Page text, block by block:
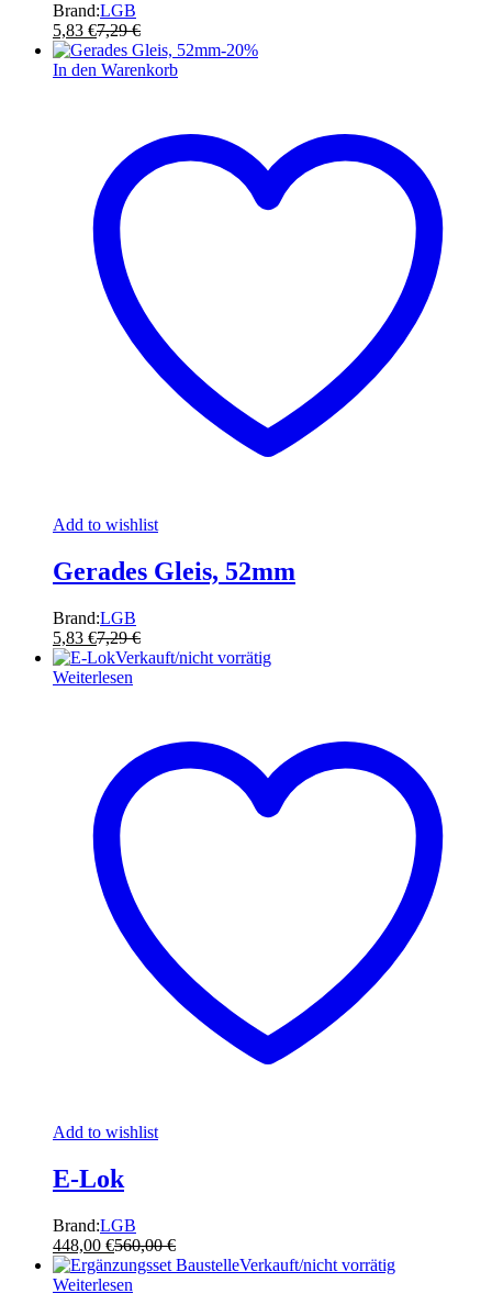
Brand:LGB
5,83 €7,29€
-20%
In den Warenkorb
Add to wishlist
Gerades Gleis, 52mm
Brand:LGB
5,83 €7,29€
Verkauft/nicht vorrätig
Weiterlesen
Add to wishlist
E-Lok
Brand:LGB
448,00 €560,00€
Verkauft/nicht vorrätig
Weiterlesen